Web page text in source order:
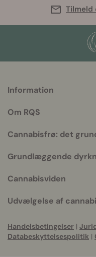
Tilmeld
info
Information
Om RQS
Cannabisfrø: det
Grundlæggende
Cannabisviden
Udvælgelse af
Handelsbetingelser |
Databeskyttelsespolitik |